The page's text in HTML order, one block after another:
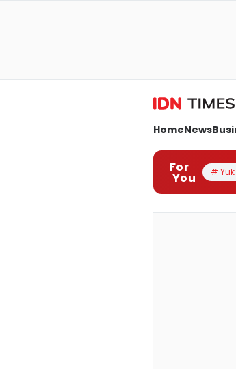
HomeNews
For
You #